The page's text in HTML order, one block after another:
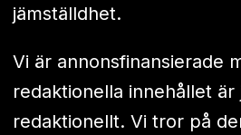
jämställdhet.
Vi är annonsfinansierade
redaktionella innehållet är
redaktionellt. Vi tror på